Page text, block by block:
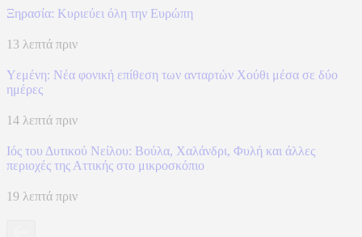
Ξηρασία: Κυριεύει όλη την Ευρώπη
13 λεπτά πριν
Υεμένη: Νέα φονική επίθεση των ανταρτών Χούθι μέσα σε δύο
ημέρες
14 λεπτά πριν
Ιός του Δυτικού Νείλου: Βούλα, Χαλάνδρι, Φυλή και άλλες
περιοχές της Αττικής στο μικροσκόπιο
19 λεπτά πριν